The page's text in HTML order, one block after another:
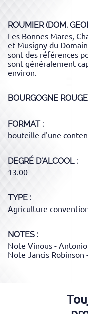
ROUMIER (DOM.
Les Bonnes Mares,
et Musigny du
sont des références
sont généralement
environ.
BOURGOGNE ROUGE
FORMAT
bouteille d'une
DEGRÉ D'ALCOOL
13.00
TYPE
Agriculture
NOTES :
Note Vinous -
Note Jancis